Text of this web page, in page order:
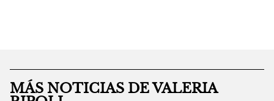
MÁS NOTICIAS DE VALERIA